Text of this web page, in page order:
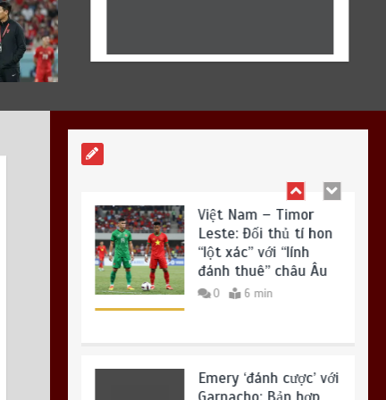
cùng để Arsenal tạo ra ‘cỗ máy’
hủy diệt?
Bruno Guimaraes:
máy’ hủy diệt?
0 7 min
Việt Nam – Timor
Leste: Đối thủ tí hon
“lột xác” với “lính
đánh thuê” châu Âu
0 6 min
Emery ‘đánh cược’ với